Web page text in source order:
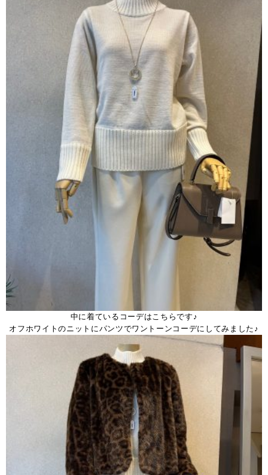
中に着ているコーデはこちらです♪
オフホワイトのニットにパンツでワントーンコーデにしてみました♪